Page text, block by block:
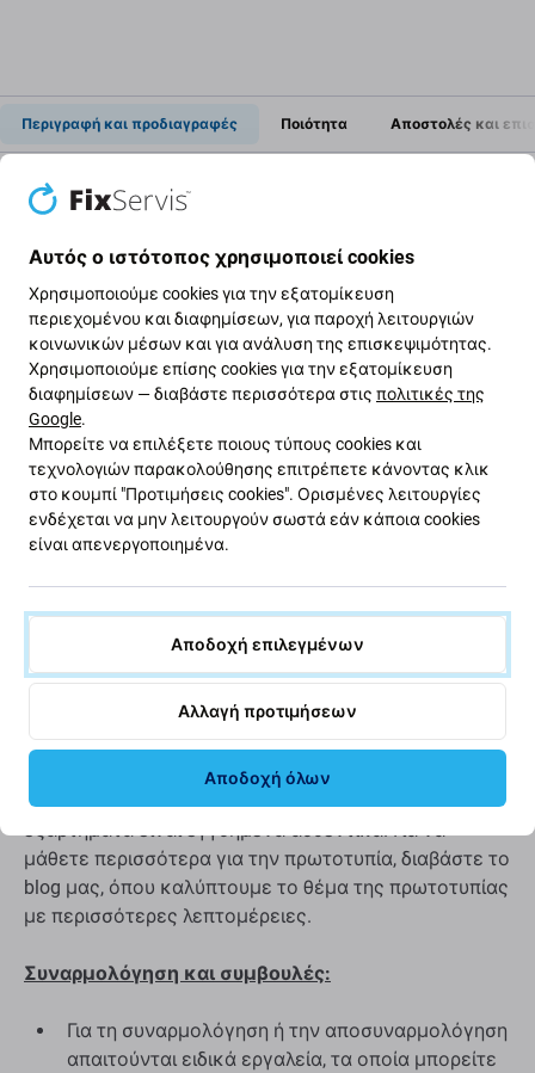
Περιγραφή και προδιαγραφές Ποιότητα Αποστολές και
Οθόνη LCD + γυαλί αφής για Apple
Watch 3 38 mm
Εάν έχετε κατεστραμμένη οθόνη LCD ή γυαλί αφής
στο Apple Watch 3 38 mm , αυτό είναι το μέρος που
χρειάζεστε για να κάνετε τη συσκευή σας πλήρως
λειτουργική ξανά.
Αυτό το σετ περιέχει:
Οθόνη LCD
Ποιότητα: Refurbished PRO-Μια οθόνη που πωλείται
ως Refurbished PRO είναι ένα αυθεντικό εξάρτημα
που έχει ανακαινιστεί. Οι οθόνες ποιότητας
Refurbished PRO συνοδεύονται από ανακαινισμένο
μπροστινό τζάμι υψηλής ποιότητας, όλα τα άλλα
εξαρτήματα είναι εγγυημένα αυθεντικά. Για να
μάθετε περισσότερα για την πρωτοτυπία, διαβάστε το
blog μας, όπου καλύπτουμε το θέμα της πρωτοτυπίας
με περισσότερες λεπτομέρειες.
Συναρμολόγηση και συμβουλές:
Για τη συναρμολόγηση ή την αποσυναρμολόγηση
απαιτούνται ειδικά εργαλεία, τα οποία μπορείτε
Αυτός ο ιστότοπος χρησιμοποιεί cookies
Χρησιμοποιούμε cookies για την εξατομίκευση
περιεχομένου και διαφημίσεων, για παροχή λειτουργιών
κοινωνικών μέσων και για ανάλυση της επισκεψιμότητας.
Χρησιμοποιούμε επίσης cookies για την εξατομίκευση
διαφημίσεων — διαβάστε περισσότερα στις πολιτικές της
Google.
Μπορείτε να επιλέξετε ποιους τύπους cookies και
τεχνολογιών παρακολούθησης επιτρέπετε κάνοντας κλικ
στο κουμπί "Προτιμήσεις cookies". Ορισμένες λειτουργίες
ενδέχεται να μην λειτουργούν σωστά εάν κάποια cookies
είναι απενεργοποιημένα.
Αποδοχή επιλεγμένων
Αλλαγή προτιμήσεων
Αποδοχή όλων